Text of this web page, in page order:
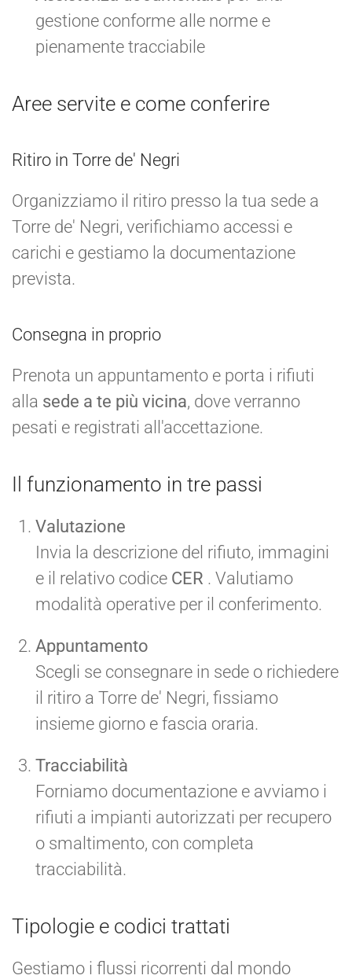
gestione conforme alle norme e
pienamente tracciabile
Aree servite e come conferire
Ritiro in Torre de' Negri
Organizziamo il ritiro presso la tua sede a
Torre de' Negri, verifichiamo accessi e
carichi e gestiamo la documentazione
prevista.
Consegna in proprio
Prenota un appuntamento e porta i rifiuti
alla sede a te più vicina, dove verranno
pesati e registrati all'accettazione.
Il funzionamento in tre passi
Valutazione
Invia la descrizione del rifiuto, immagini
e il relativo codice CER . Valutiamo
modalità operative per il conferimento.
Appuntamento
Scegli se consegnare in sede o richiedere
il ritiro a Torre de' Negri, fissiamo
insieme giorno e fascia oraria.
Tracciabilità
Forniamo documentazione e avviamo i
rifiuti a impianti autorizzati per recupero
o smaltimento, con completa
tracciabilità.
Tipologie e codici trattati
Gestiamo i flussi ricorrenti dal mondo